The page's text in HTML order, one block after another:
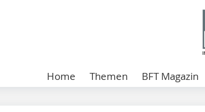
Home Themen BFT Magazin